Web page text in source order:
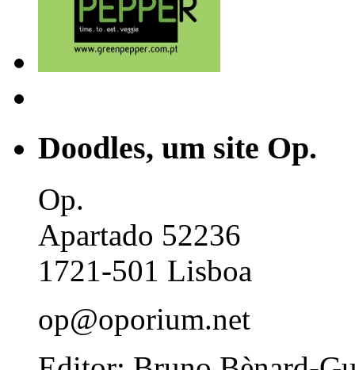
Doodles, um site Op.
Op.
Apartado 52236
1721-501 Lisboa
op@oporium.net